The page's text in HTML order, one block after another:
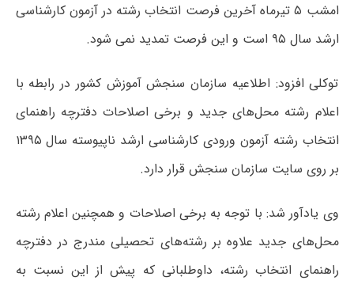
امشب ۵ تیرماه آخرین فرصت انتخاب رشته در آزمون کارشناسی
ارشد سال ۹۵ است و این فرصت تمدید نمی شود.
توکلی افزود: اطلاعیه‌ سازمان‌ سنجش‌ آموزش‌ کشور در رابطه با
اعلام رشته محل‌های جدید و برخی اصلاحات دفترچه راهنمای
انتخاب رشته آزمون ورودی کارشناسی ارشد ناپیوسته سال ۱۳۹۵
بر روی سایت سازمان سنجش قرار دارد.
وی یادآور شد: با توجه به برخی اصلاحات و همچنین اعلام رشته
محل‌های جدید علاوه بر رشته‌های تحصیلی مندرج در دفترچه
راهنمای انتخاب رشته، داوطلبانی که پیش از این نسبت به